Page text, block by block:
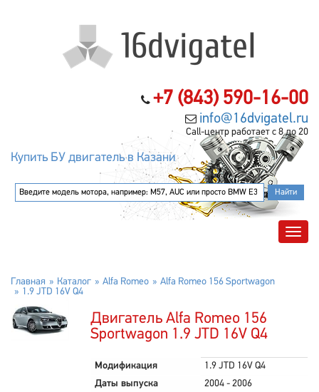
+7 (843) 590-16-00
info@16dvigatel.ru
Call-центр работает с 8 до 20
Купить БУ двигатель в Казани
Главная Каталог Alfa Romeo
Alfa Romeo 156 Sportwagon
1.9 JTD 16V Q4
Двигатель Alfa Romeo 156
Sportwagon 1.9 JTD 16V Q4
Модификация
1.9 JTD 16V Q4
Даты выпуска
2004 - 2006